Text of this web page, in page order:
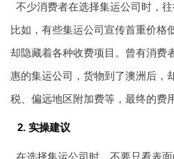
不少消费者在选择集运公司时，往
比如，有些集运公司宣传首重价格
却隐藏着各种收费项目。曾有消费
惠的集运公司，货物到了澳洲后，
税、偏远地区附加费等，最终的费
2. 实操建议
在选择集运公司时，不要只看表